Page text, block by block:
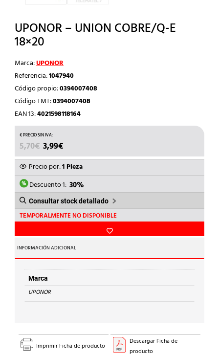
UPONOR – UNION COBRE/Q-E
18×20
Marca:UPONOR
Referencia:1047940
Código propio:0394007408
Código TMT:0394007408
EAN 13:4021598118164
5,70€ EL
PRECIO
ORIGINAL
ERA:
5,70€.
3,99€
PRECIO
ACTUAL
ES:
3,99€.
Precio por:1 Pieza
Descuento 1: 30%
Consultar stock detallado
TEMPORALMENTE NO DISPONIBLE
INFORMACIÓN ADICIONAL
Marca
UPONOR
Imprimir Ficha de producto
Descargar Ficha de
producto